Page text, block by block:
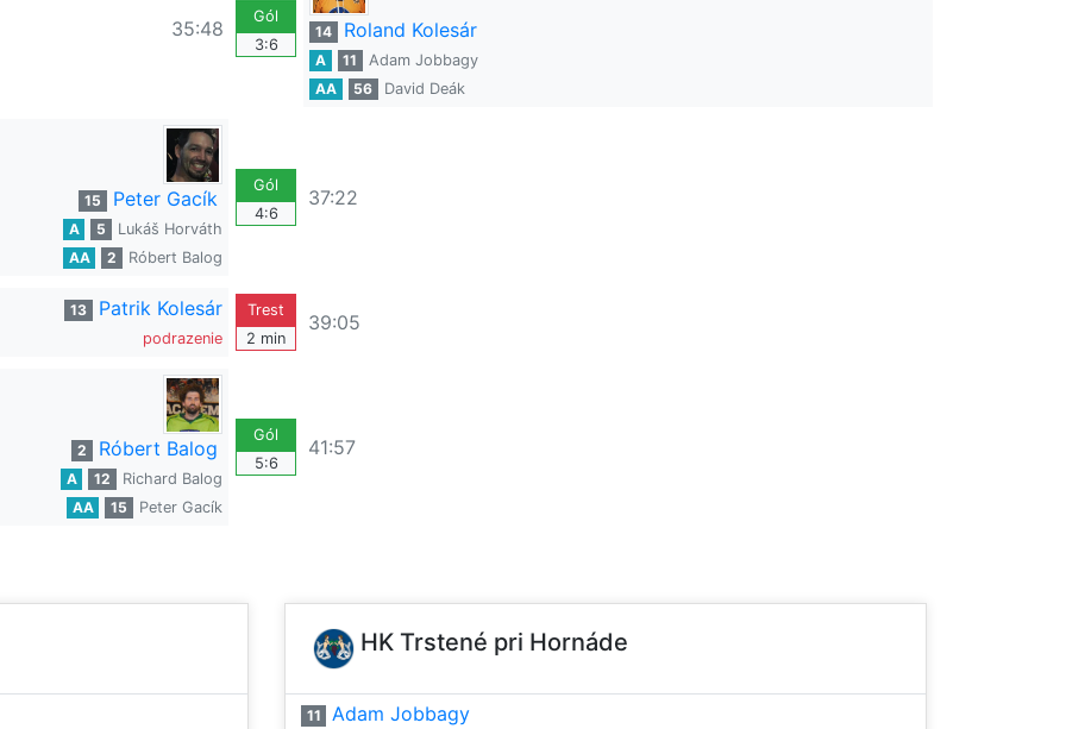
35:48
Gól
3:6
14 Roland Kolesár
A 11
Adam Jobbagy
AA
56 David Deák
15 Peter Gacík
A 5
Lukáš Horváth
AA
2 Róbert Balog
Gól
4:6
37:22
13 Patrik Kolesár
podrazenie
Trest
2 min
39:05
2 Róbert Balog
A 12
Richard Balog
AA
15 Peter Gacík
Gól
5:6
41:57
HK Trstené pri Hornáde
11
Adam Jobbagy